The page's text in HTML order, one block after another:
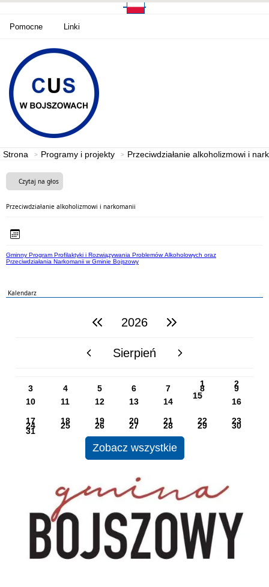
Pomocne Linki
Strona Programy i projekty Przeciwdziałanie alkoholizmowi i
Czytaj na głos
Przeciwdziałanie alkoholizmowi i narkomanii
Gminny Program Profilaktyki i Rozwiązywania Problemów Alkoholowych oraz
Przeciwdziałania Narkomanii w Gminie Bojszowy
Kalendarz
poprzedni rok2026 następny rok
poprzedni miesiącSierpień następny miesiąc
1 2
3 4 5 6 7 8
9
10
11 12 13 14
15
16
17 18 19 20 21 22 23
24 25 26 27 28 29 30
31
Zobacz wszystkie